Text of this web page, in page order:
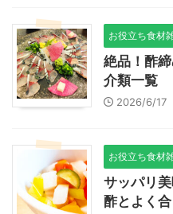
お役立ち食材
絶品！酢
介類一覧
2026/6/17
お役立ち食材
サッパリ
酢とよく